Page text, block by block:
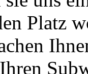
Platz